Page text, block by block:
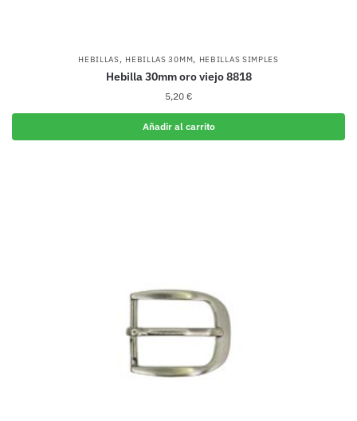
HEBILLAS, HEBILLAS 30MM, HEBILLAS SIMPLES
Hebilla 30mm oro viejo 8818
5,20 €
Añadir al carrito